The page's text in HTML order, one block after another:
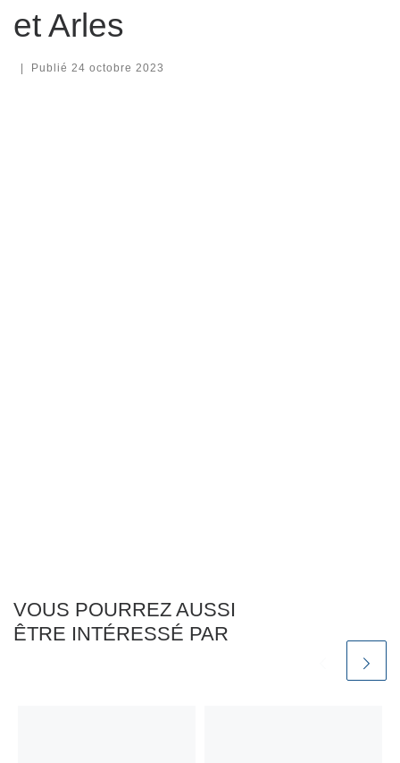
et Arles
Publié 24 octobre 2023
VOUS POURREZ AUSSI
ÊTRE INTÉRESSÉ PAR